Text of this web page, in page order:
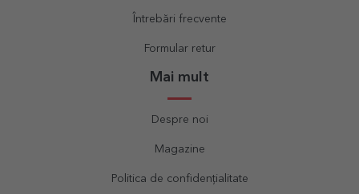
Întrebări frecvente
Formular retur
Mai mult
Despre noi
Magazine
Politica de confidențialitate